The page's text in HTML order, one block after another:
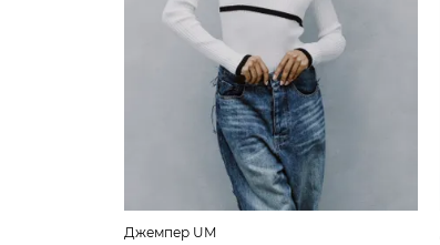
Джемпер UM